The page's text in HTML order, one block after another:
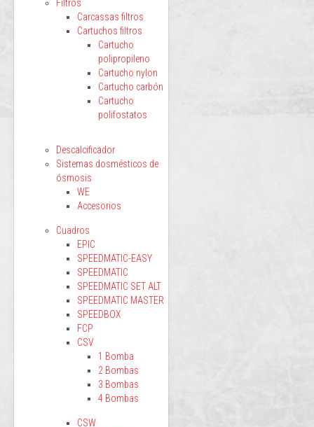
Filtros
Carcassas filtros
Cartuchos filtros
Cartucho
polipropileno
Cartucho nylon
Cartucho carbón
Cartucho
polifostatos
Descalcificador
Sistemas dosmésticos de
ósmosis
WE
Accesorios
Cuadros
EPIC
SPEEDMATIC-EASY
SPEEDMATIC
SPEEDMATIC SET ALT
SPEEDMATIC MASTER
SPEEDBOX
FCP
CSV
1 Bomba
2 Bombas
3 Bombas
4 Bombas
CSW